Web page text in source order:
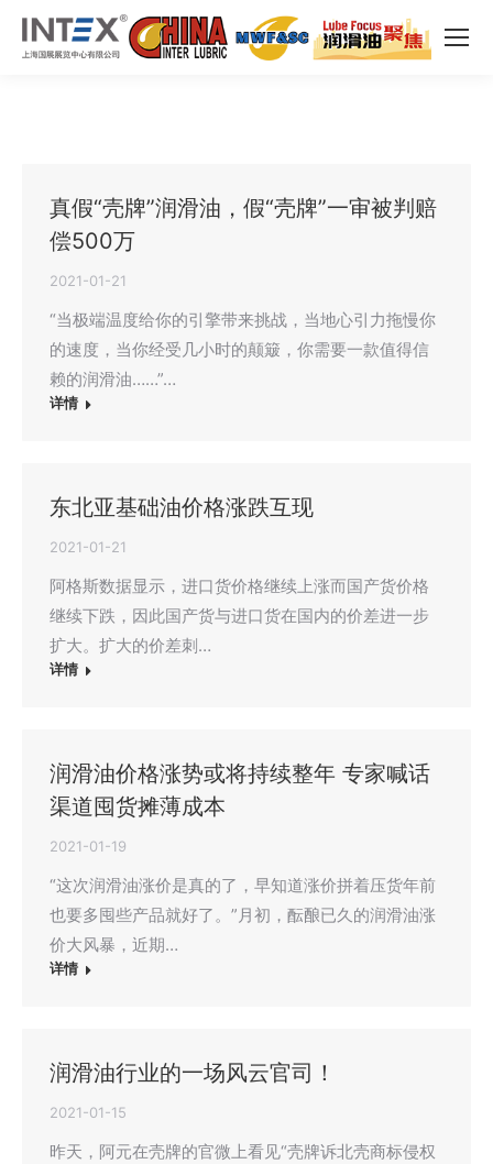
真假“壳牌”润滑油，假“壳牌”一审被判赔
偿500万
2021-01-21
“当极端温度给你的引擎带来挑战，当地心引力拖慢你
的速度，当你经受几小时的颠簸，你需要一款值得信
赖的润滑油……”…
详情
东北亚基础油价格涨跌互现
2021-01-21
阿格斯数据显示，进口货价格继续上涨而国产货价格
继续下跌，因此国产货与进口货在国内的价差进一步
扩大。扩大的价差刺…
详情
润滑油价格涨势或将持续整年 专家喊话
渠道囤货摊薄成本
2021-01-19
“这次润滑油涨价是真的了，早知道涨价拼着压货年前
也要多囤些产品就好了。”月初，酝酿已久的润滑油涨
价大风暴，近期…
详情
润滑油行业的一场风云官司！
2021-01-15
昨天，阿元在壳牌的官微上看见“壳牌诉北壳商标侵权